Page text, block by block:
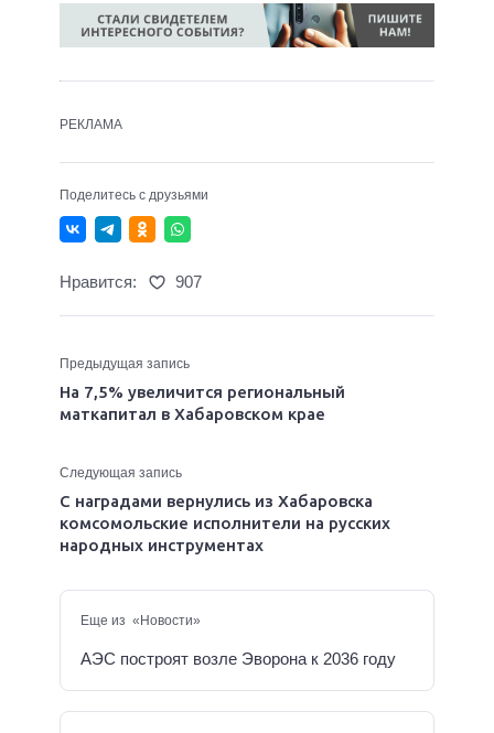
РЕКЛАМА
Поделитесь с друзьями
Нравится: 907
Предыдущая запись
На 7,5% увеличится региональный
маткапитал в Хабаровском крае
Следующая запись
С наградами вернулись из Хабаровска
комсомольские исполнители на русских
народных инструментах
Еще из «Новости»
АЭС построят возле Эворона к 2036 году